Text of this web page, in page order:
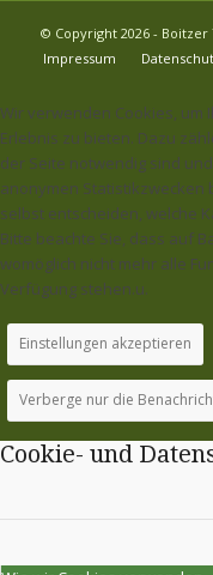
© Copyright 2026 -
Impressum
Wir verwenden Cookies, um
Erlebnis zu bieten. Dazu
der Seite notwendig sind
anonymen Statistikzwecken
selbst entscheiden, welche
Bitte beachte Sie, dass auf
womöglich nicht mehr alle
Verfügung stehen.u.
Einstellungen akzeptieren
Verberge nur die
Cookie- und